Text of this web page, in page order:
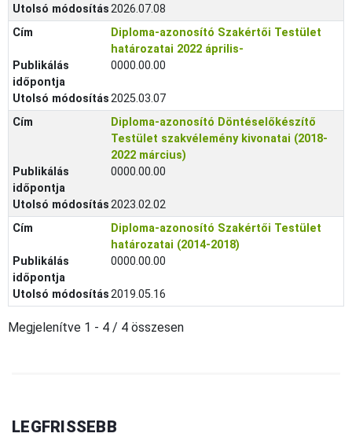
Utolsó módosítás2026.07.08
Cím
Diploma-azonosító Szakértői Testület
határozatai 2022 április-
Publikálás
időpontja
0000.00.00
Utolsó módosítás2025.03.07
Cím
Diploma-azonosító Döntéselőkészítő
Testület szakvélemény kivonatai (2018-
2022 március)
Publikálás
időpontja
0000.00.00
Utolsó módosítás2023.02.02
Cím
Diploma-azonosító Szakértői Testület
határozatai (2014-2018)
Publikálás
időpontja
0000.00.00
Utolsó módosítás2019.05.16
Megjelenítve 1 - 4 / 4 összesen
LEGFRISSEBB